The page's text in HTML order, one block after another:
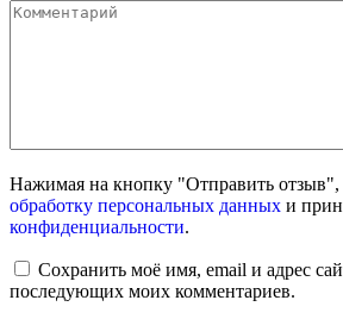
Нажимая на кнопку "Отправить отзыв",
обработку персональных данных и
конфиденциальности.
Сохранить моё имя, email и адрес
последующих моих комментариев.